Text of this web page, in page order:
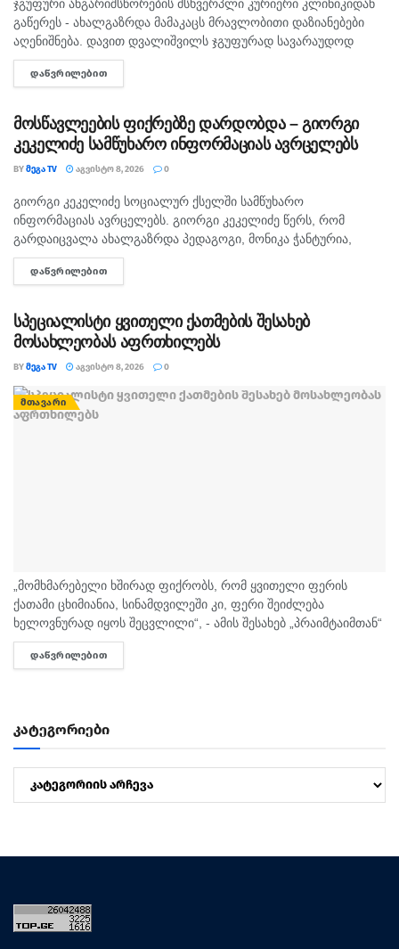
ჯგუფური ანგარიშსწორების მსხვერპლი კურიერი კლინიკიდან
გაწერეს - ახალგაზრდა მამაკაცს მრავლობითი დაზიანებები
აღენიშნება. დავით დვალიშვილს ჯგუფურად სავარაუდოდ
ხუთამდე მოზარდი გუშინ გაუსწორდა. ჯერ-ჯერობით
თავდამსხმელების დაკავების შესახებ ინფორმაცია არ
სამეთვალყურეო...
ᲓᲐᲬᲕᲠᲘᲚᲔᲑᲘᲗ
მოსწავლეების ფიქრებზე დარდობდა – გიორგი
კეკელიძე სამწუხარო ინფორმაციას ავრცელებს
BYᲛᲔᲒᲐ TV ᲐᲒᲕᲘᲡᲢᲝ 8, 2026 0
ᲛᲗᲐᲕᲐᲠᲘ
გიორგი კეკელიძე სოციალურ ქსელში სამწუხარო
ინფორმაციას ავრცელებს. გიორგი კეკელიძე წერს, რომ
გარდაიცვალა ახალგაზრდა პედაგოგი, მონიკა ჭანტურია,
რომელიც თავისი მოსწავლეების მიმართ განსაკუთრებული
სიყვარულით გამოირჩეოდა. „არასდროს მგონებია, რომ აქ,
ᲓᲐᲬᲕᲠᲘᲚᲔᲑᲘᲗ
სპეციალისტი ყვითელი ქათმების შესახებ
მოსახლეობას აფრთხილებს
BYᲛᲔᲒᲐ TV ᲐᲒᲕᲘᲡᲢᲝ 8, 2026 0
ᲛᲗᲐᲕᲐᲠᲘ
„მომხმარებელი ხშირად ფიქრობს, რომ ყვითელი ფერის
ქათამი ცხიმიანია, სინამდვილეში კი, ფერი შეიძლება
ხელოვნურად იყოს შეცვლილი“, - ამის შესახებ „პრაიმტაიმთან“
სურსათის უვნებლობის სპეციალისტი, ირაკლი არაბული
საუბრობს. „ბაზარი ითხოვს, რომ ქათამი იყოს...
ᲓᲐᲬᲕᲠᲘᲚᲔᲑᲘᲗ
კატეგორიები
კატეგორიები